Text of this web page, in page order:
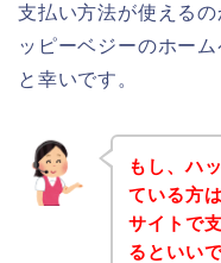
支払い方法が使える
ッピーベジーのホー
と幸いです。
もし、ハ
ている方
サイトで
るといい